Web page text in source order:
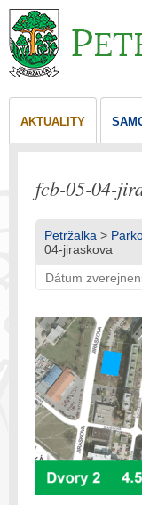
AKTUALITY
fcb-05-04-
Petržalka >
04-jiraskova
Dátum